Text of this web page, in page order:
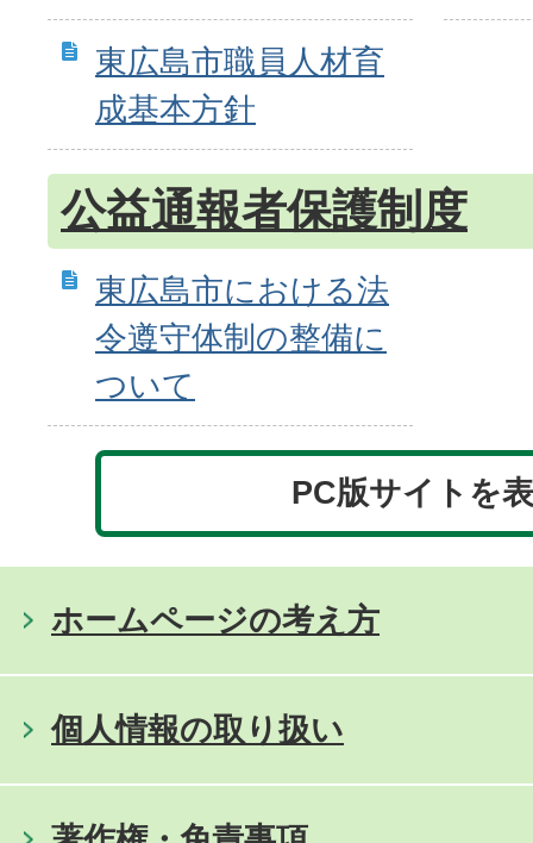
東広島市職員人材育
成基本方針
公益通報者保護制度
東広島市における法
令遵守体制の整備に
ついて
PC版サイトを
ホームページの考え方
個人情報の取り扱い